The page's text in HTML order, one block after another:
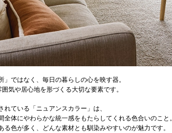
ではなく、毎日の暮らしの心を映す器。
気や居心地を形づくる大切な要素です。
ている「ニュアンスカラー」は、
体にやわらかな統一感をもたらしてくれる色合いのこと。
色が多く、どんな素材とも馴染みやすいのが魅力です。